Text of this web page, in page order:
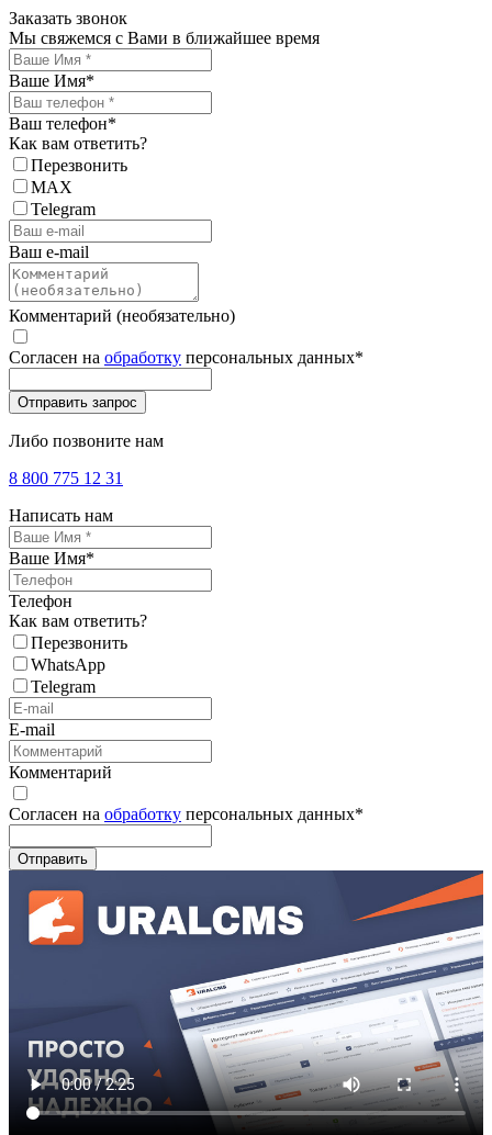
Заказать звонок
Мы свяжемся с Вами в ближайшее время
Ваше Имя*
Ваш телефон*
Как вам ответить?
Перезвонить
MAX
Telegram
Ваш e-mail
Комментарий (необязательно)
Согласен на обработку персональных данных*
Либо позвоните нам
8 800 775 12 31
Написать нам
Ваше Имя*
Телефон
Как вам ответить?
Перезвонить
WhatsApp
Telegram
E-mail
Комментарий
Согласен на обработку персональных данных*